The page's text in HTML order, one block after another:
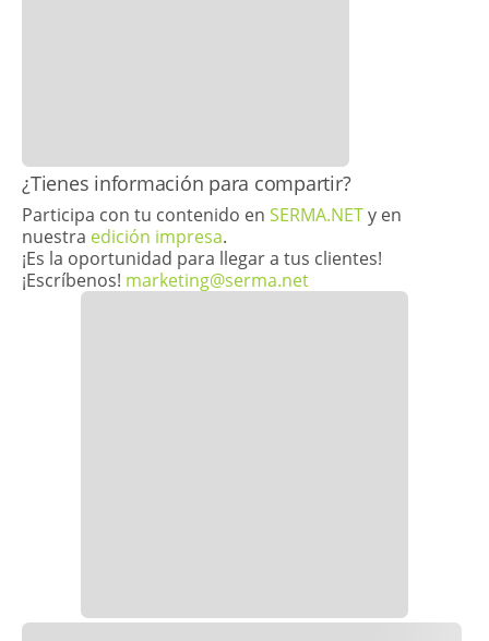
​​¿Tienes información para compartir?
Participa con tu contenido en SERMA.NETy en
nuestra edición impresa.
¡Es la oportunidad para llegar a tus clientes!
¡Escríbenos! marketing@serma.net